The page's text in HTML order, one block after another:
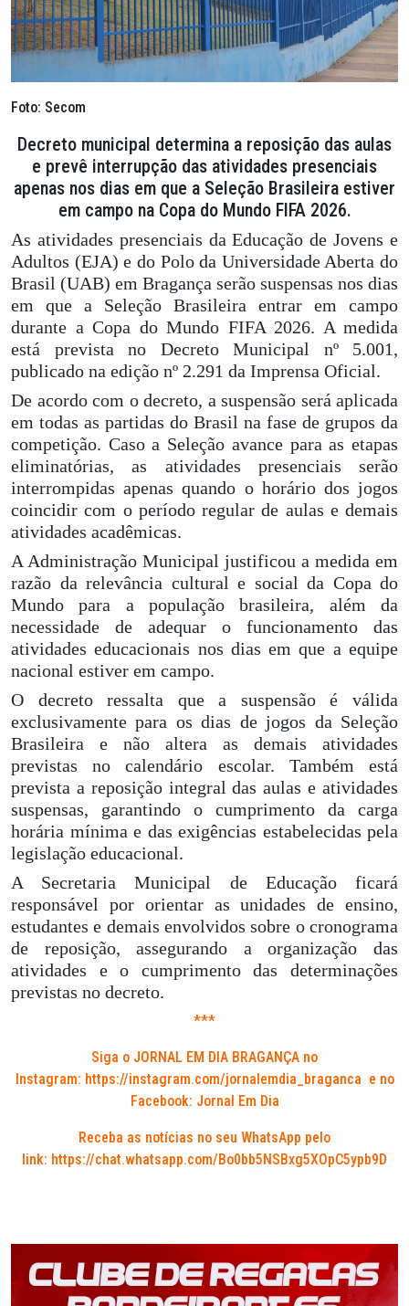
Foto: Secom
Decreto municipal determina a reposição das aulas
e prevê interrupção das atividades presenciais
apenas nos dias em que a Seleção Brasileira estiver
em campo na Copa do Mundo FIFA 2026.
As atividades presenciais da Educação de Jovens e
Adultos (EJA) e do Polo da Universidade Aberta do
Brasil (UAB) em Bragança serão suspensas nos dias
em que a Seleção Brasileira entrar em campo
durante a Copa do Mundo FIFA 2026. A medida
está prevista no Decreto Municipal nº 5.001,
publicado na edição nº 2.291 da Imprensa Oficial.
De acordo com o decreto, a suspensão será aplicada
em todas as partidas do Brasil na fase de grupos da
competição. Caso a Seleção avance para as etapas
eliminatórias, as atividades presenciais serão
interrompidas apenas quando o horário dos jogos
coincidir com o período regular de aulas e demais
atividades acadêmicas.
A Administração Municipal justificou a medida em
razão da relevância cultural e social da Copa do
Mundo para a população brasileira, além da
necessidade de adequar o funcionamento das
atividades educacionais nos dias em que a equipe
nacional estiver em campo.
O decreto ressalta que a suspensão é válida
exclusivamente para os dias de jogos da Seleção
Brasileira e não altera as demais atividades
previstas no calendário escolar. Também está
prevista a reposição integral das aulas e atividades
suspensas, garantindo o cumprimento da carga
horária mínima e das exigências estabelecidas pela
legislação educacional.
A Secretaria Municipal de Educação ficará
responsável por orientar as unidades de ensino,
estudantes e demais envolvidos sobre o cronograma
de reposição, assegurando a organização das
atividades e o cumprimento das determinações
previstas no decreto.
***
Siga o JORNAL EM DIA BRAGANÇA no
Instagram: https://instagram.com/jornalemdia_braganca e no
Facebook: Jornal Em Dia
Receba as notícias no seu WhatsApp pelo
link: https://chat.whatsapp.com/Bo0bb5NSBxg5XOpC5ypb9D